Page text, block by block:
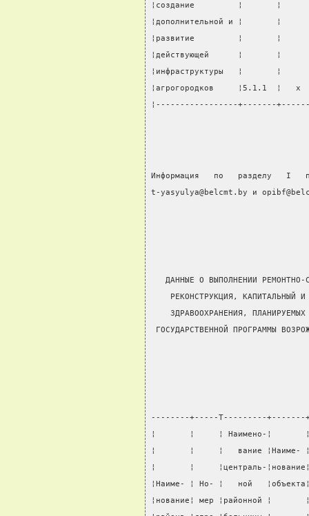
¦создание         ¦       ¦
¦дополнительной и ¦
¦развитие         ¦       ¦
¦действующей      ¦
¦инфраструктуры   ¦
¦агрогородков
¦-----------------+-------
Информация   по   разделу   I
t-yasyulya@belcmt.by и
ДАННЫЕ О ВЫПОЛНЕНИИ
РЕКОНСТРУКЦИЯ, КАПИТАЛЬНЫЙ
ЗДРАВООХРАНЕНИЯ,
ГОСУДАРСТВЕННОЙ ПРОГРАММЫ
--------+-----T---------
¦       ¦     ¦ Наимено-¦
¦       ¦     ¦   вание ¦Наиме-
¦       ¦     ¦централь-
¦Наиме- ¦ Но- ¦   ной
¦нование¦ мер ¦районной ¦